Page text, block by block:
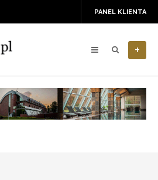
PANEL KLIENTA
+